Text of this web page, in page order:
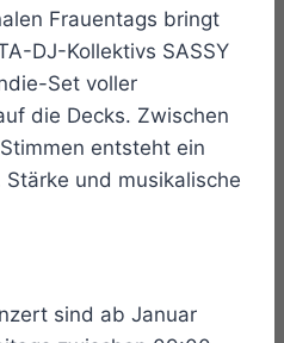
Frauentags bringt
DJ-Kollektivs SASSY
Set voller
die Decks. Zwischen
entsteht ein
und musikalische
sind ab Januar